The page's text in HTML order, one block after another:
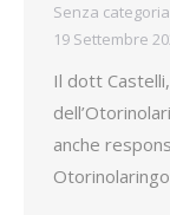
Senza categoria
19 Settembre
Il dott
anche